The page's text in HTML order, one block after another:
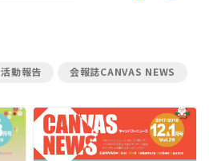
活動報告 会報誌CANVAS NEWS